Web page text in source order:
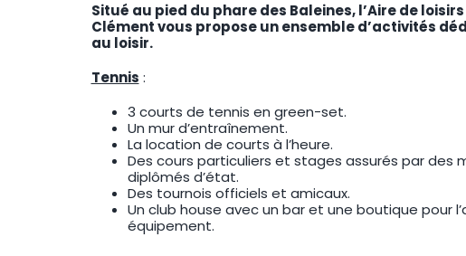
Situé au pied du phare des Baleines, l’Aire de
Clément vous propose un ensemble d’activités
au loisir.
Tennis :
3 courts de tennis en green-set.
Un mur d’entraînement.
La location de courts à l’heure.
Des cours particuliers et stages assurés par des
diplômés d’état.
Des tournois officiels et amicaux.
Un club house avec un bar et une boutique pour
équipement.